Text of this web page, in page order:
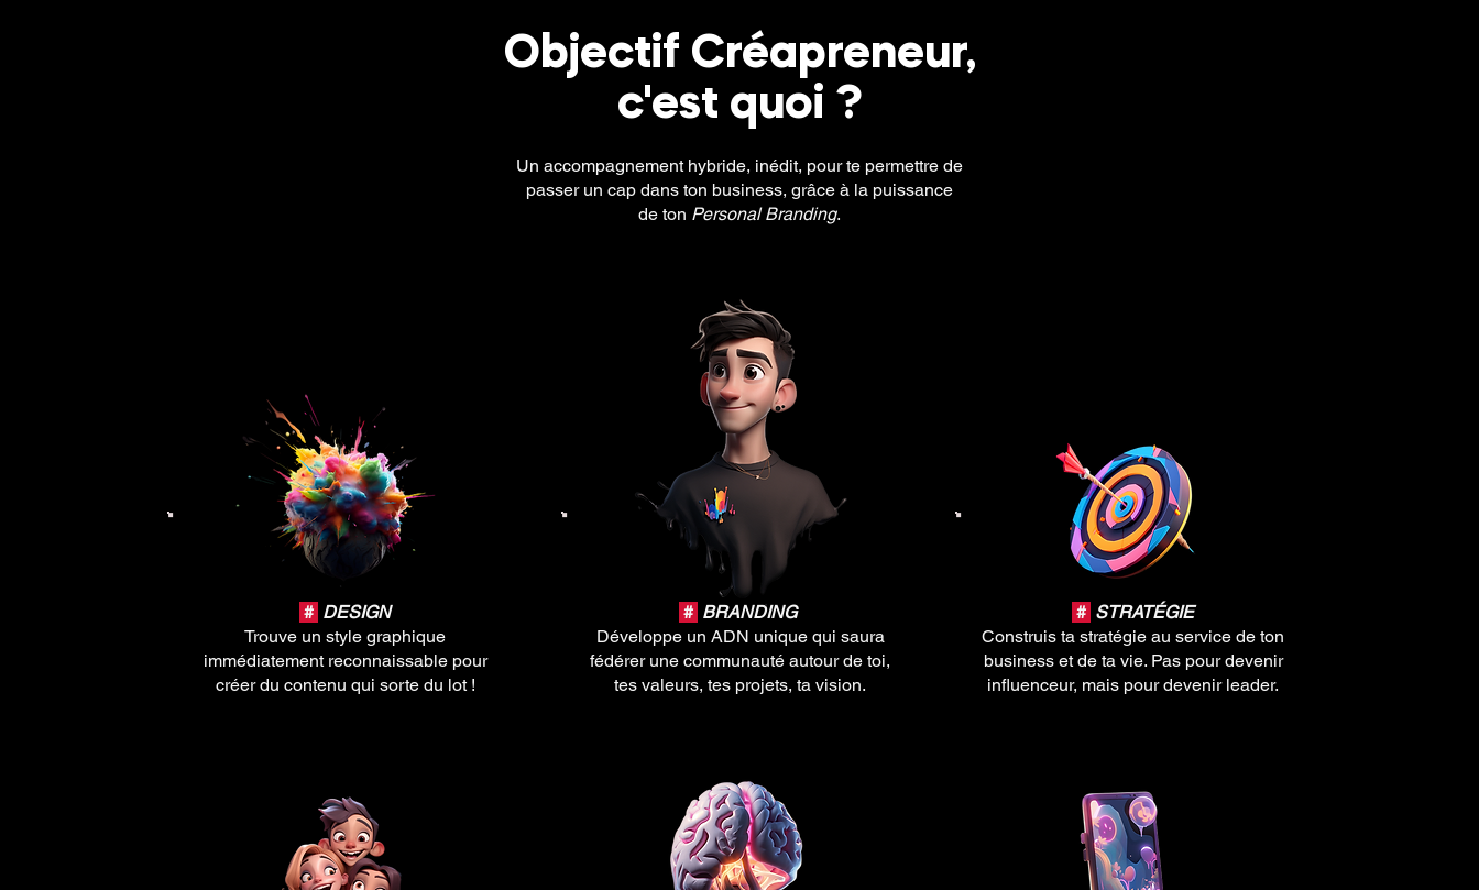
Objectif Créapreneur,
c'est quoi ?
Un accompagnement hybride, inédit, pour te permettre de
passer un cap dans ton business, grâce à la puissance
de ton Personal Branding.
# DESIGN
Trouve un style graphique
immédiatement reconnaissable pour
créer du contenu qui sorte du lot !
# BRANDING
Développe un ADN unique qui saura
fédérer une communauté autour de toi,
tes valeurs, tes projets, ta vision.
# STRATÉGIE
Construis ta stratégie au service de ton
business et de ta vie. Pas pour devenir
influenceur, mais pour devenir leader.